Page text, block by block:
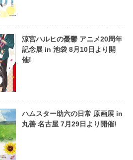
涼宮ハルヒの憂鬱 アニメ20周年
記念展 in 池袋 8月10日より開
催!
ハムスター助六の日常 原画展 in
丸善 名古屋 7月29日より開催!